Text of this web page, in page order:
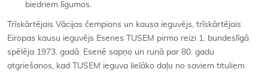
biedriem līgumos.
Trīskārtējais Vācijas čempions un kausa ieguvējs, trīskārtējais
Eiropas kausu ieguvējs Esenes TUSEM pirmo reizi 1. bundeslīgā
spēlēja 1973. gadā. Esenē sapņo un runā par 80. gadu
atgriešanos, kad TUSEM ieguva lielāko daļu no saviem tituliem